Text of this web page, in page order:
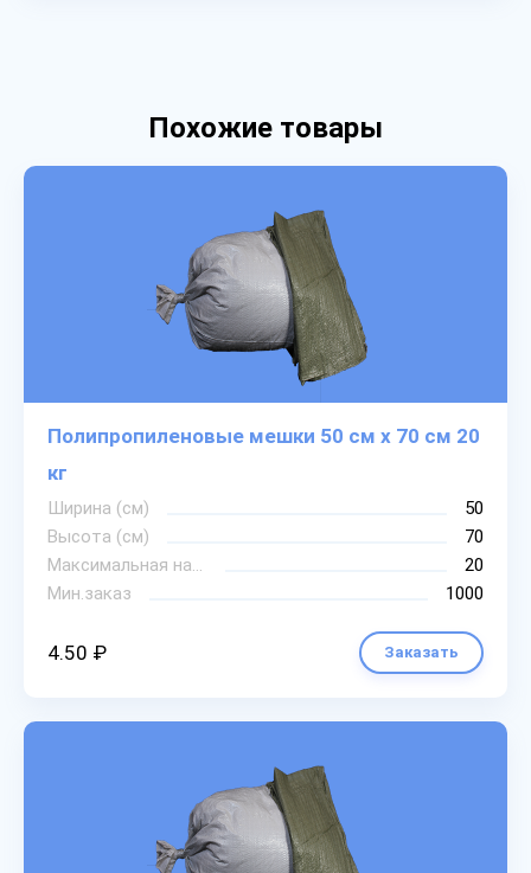
Похожие товары
Полипропиленовые мешки 50 см х 70 см 20
кг
Ширина (см)
50
Высота (см)
70
Максимальная нагрузка
20
Мин.заказ
1000
4.50 ₽ Заказать